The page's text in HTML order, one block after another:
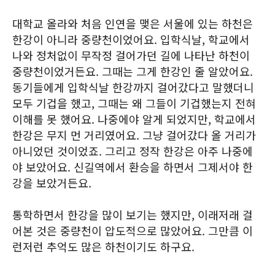
대학교 올라와 처음 인연을 맺은 서울에 있는 하천은
한강이 아니라 중량천이었어요. 입학식날, 학교에서
나와 정처없이 무작정 걸어가던 길에 나타난 하천이
중량천이었거든요. 그때는 그게 한강인 줄 알았어요.
동기들에게 입학식날 한강까지 걸어갔다고 말했더니
모두 기겁을 했고, 그때는 왜 그들이 기겁했는지 전혀
이해를 못 했어요. 나중에야 알게 되었지만, 학교에서
한강은 무지 먼 거리였어요. 그냥 걸어갔다 올 거리가
아니었던 것이었죠. 그리고 정작 한강은 아주 나중에
야 보았어요. 신길역에서 환승을 하면서 그제서야 한
강을 보았거든요.
통학하면서 한강을 많이 보기는 했지만, 이래저래 걸
어본 것은 중량천이 압도적으로 많았어요. 그만큼 이
런저런 추억도 많은 하천이기도 하구요.